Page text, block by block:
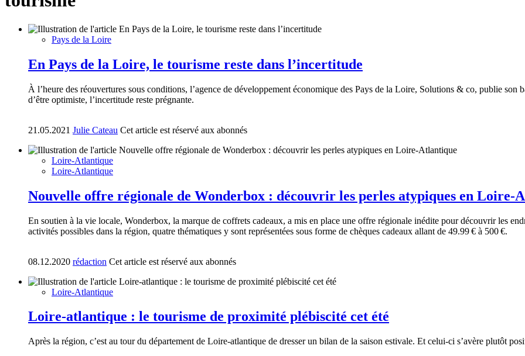
Pays de la Loire
En Pays de la Loire, le tourisme reste dans l’incertitude
À l’heure des réouvertures sous conditions, l’agence de développement économique des Pays de la Loire, Solutions & co, publie
d’être optimiste, l’incertitude reste prégnante.
21.05.2021 Julie Cateau Cet article est réservé aux abonnés
Loire-Atlantique
Loire-Atlantique
Nouvelle offre régionale de Wonderbox : découvrir les perles atypiques en Loire-
En soutien à la vie locale, Wonderbox, la marque de coffrets cadeaux, a mis en place une offre régionale inédite pour découvrir les
activités possibles dans la région, quatre thématiques y sont représentées sous forme de chèques cadeaux allant de 49.99 € à 500 €.
08.12.2020 rédaction Cet article est réservé aux abonnés
Loire-Atlantique
Loire-atlantique : le tourisme de proximité plébiscité cet été
Après la région, c’est au tour du département de Loire-atlantique de dresser un bilan de la saison estivale. Et celui-ci s’avère plutôt